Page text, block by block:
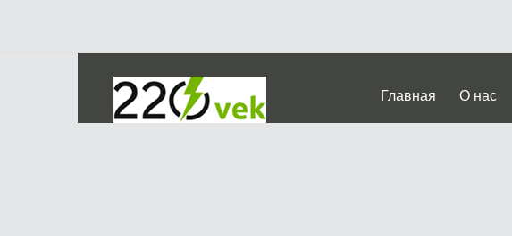
Главная О нас